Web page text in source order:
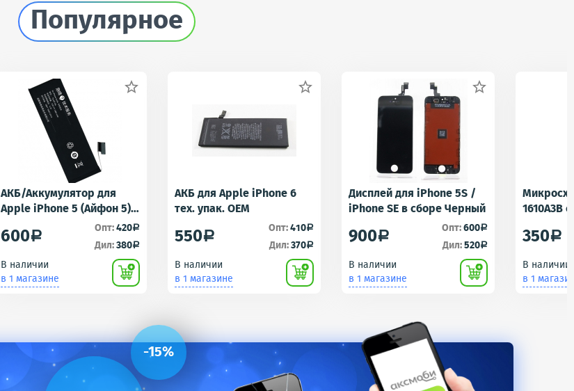
Популярное

АКБ/Аккумулятор для
Apple iPhone 5 (Айфон 5)
600a Опт:420a
Дил:380a
В наличии
в 1 магазине

АКБ для Apple iPhone 6
тех. упак. OEM
550a Опт:410a
Дил:370a
В наличии
в 1 магазине

Дисплей для iPhone 5S /
iPhone SE в сборе Черный
900a Опт:600a
Дил:520a
В наличии
в 1 магазине
1610A3B
U2 Tristar
350a
В наличии
в 1
-15%